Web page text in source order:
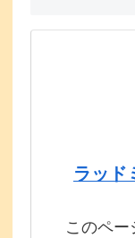
ラッド
このペー